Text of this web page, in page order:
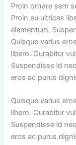
Proin ornare sem
Proin eu ultrices
elementum.
Quisque varius
libero. Curabitur
Suspendisse id
eros ac purus
Quisque varius
libero. Curabitur
Suspendisse id
eros ac purus